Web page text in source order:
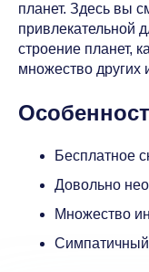
планет. Здесь вы
привлекательной
строение планет,
множество других
Бесплатное
Довольно
Множество